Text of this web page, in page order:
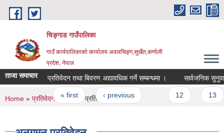
Skip to main content
चिङ्गाड गाउँपालिका
गाउँ कार्यपालिकाको कार्यालय अवलचिङ्ग,सुर्खेत,कर्णाली
प्रदेश, नेपाल
ताजा समाचारप्रतिवेदन तथा बिवरण अद्यावधिक गर्ने सम्बन्धमा । सार्वजनिक सुनुवाई
Pages
« first ‹ previous
You are here
Home » प्रतिवेदन» अनुगमन प्रतिवेदन